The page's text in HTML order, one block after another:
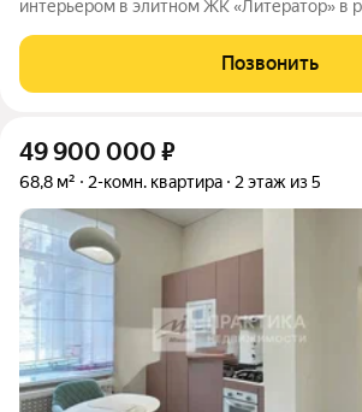
интерьером в элитном ЖК «Литератор» в
застекленной террасой и гардеробной,
дополнительная гардеробная, ванная
Позвонить
49 900 000 ₽
68,8 м² 2-комн. квартира 2 этаж из 5